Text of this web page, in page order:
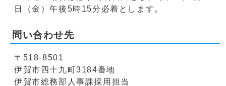
日（金）午後5時15分必着とします。
問い合わせ先
〒518-8501
伊賀市四十九町3184番地
伊賀市総務部人事課採用担当